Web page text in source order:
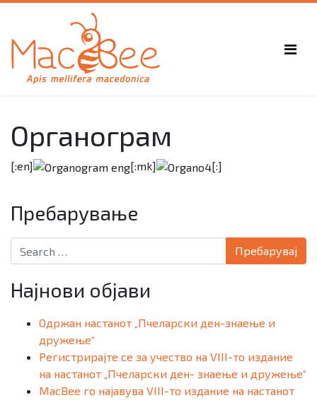
Органограм
[:en] [:mk] [:]
Пребарување
Search for:
Најнови објави
Одржан настанот „Пчеларски ден-знаење и
дружење“
Регистрирајте се за учество на VIII-то издание
на настанот „Пчеларски ден- знаење и дружење“
MacBee го најавува VIII-то издание на настанот